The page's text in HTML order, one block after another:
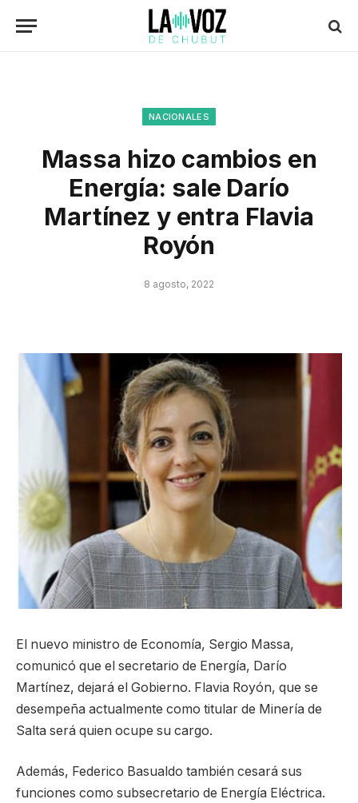
NACIONALES
Massa hizo cambios en
Energía: sale Darío
Martínez y entra Flavia
Royón
8 agosto, 2022
El nuevo ministro de Economía, Sergio Massa,
comunicó que el secretario de Energía, Darío
Martínez, dejará el Gobierno. Flavia Royón, que se
desempeña actualmente como titular de Minería de
Salta será quien ocupe su cargo.
Además, Federico Basualdo también cesará sus
funciones como subsecretario de Energía Eléctrica.